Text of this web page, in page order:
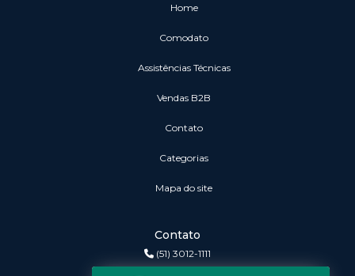
Home
Comodato
Assistências Técnicas
vendas B2B
Contato
Categorias
Mapa do site
Contato
(51) 3012-1111